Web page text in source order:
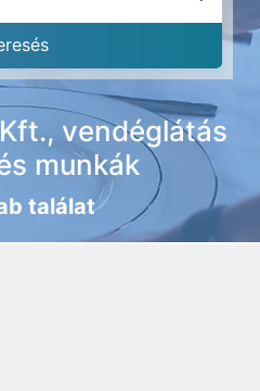
vendéglátás
munkák
találat